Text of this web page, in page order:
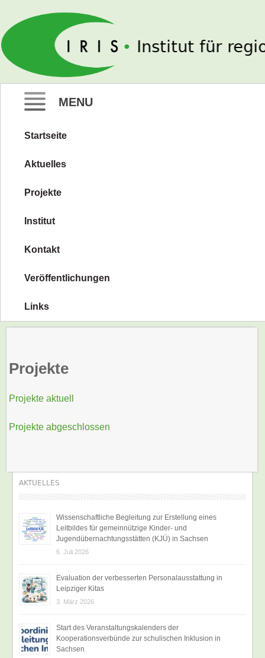
IRIS e. V.
MENU
Zum
springen
Startseite
Aktuelles
Projekte
Institut
Kontakt
Veröffentlichungen
Links
Projekte
Projekte aktuell
Projekte abgeschlossen
AKTUELLES
Wissenschaftliche Begleitung zur Erstellung eines
Leitbildes für gemeinnützige Kinder- und
Jugendübernachtungsstätten (KJÜ) in Sachsen
6. Juli 2026
Evaluation der verbesserten Personalausstattung in
Leipziger Kitas
3. März 2026
Start des Veranstaltungskalenders der
Kooperationsverbünde zur schulischen Inklusion in
Sachsen